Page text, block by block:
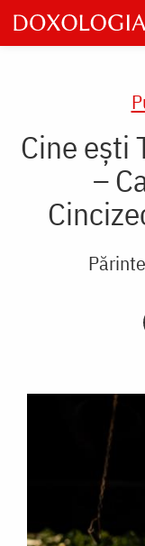
Skip
to
main
Cine ești
–